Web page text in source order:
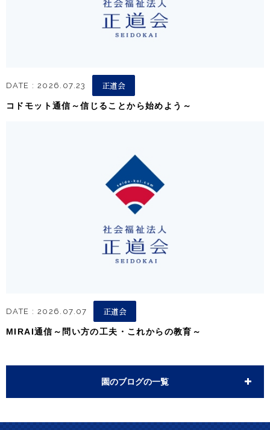
DATE : 2026.07.23 正道会
コドモット通信～信じることから始めよう～
DATE : 2026.07.07 正道会
MIRAI通信～問い方の工夫・これからの教育～
園のブログの一覧